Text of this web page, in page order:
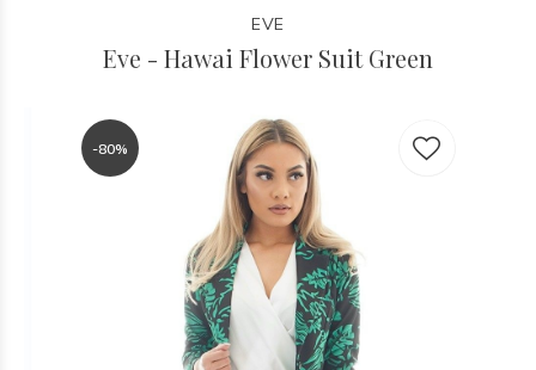
EVE
Eve - Hawai Flower Suit Green
-80%